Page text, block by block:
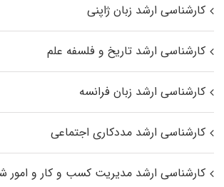
کارشناسی ارشد زبان ژاپنی
کارشناسی ارشد تاریخ و فلسفه علم
کارشناسی ارشد زبان فرانسه
کارشناسی ارشد مددکاری اجتماعی
کارشناسی ارشد مدیریت کسب و کار و امور